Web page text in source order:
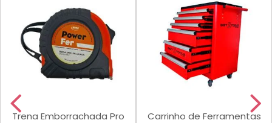
Trena Emborrachada Pro
Carrinho de Ferramentas